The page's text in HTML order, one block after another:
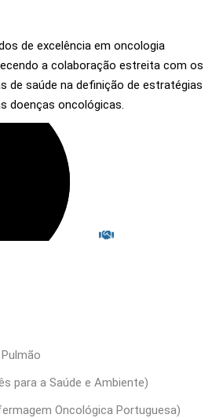
de excelência em oncologia
a colaboração estreita com os
de saúde na definição de estratégias
doenças oncológicas.
para a Saúde e Ambiente)
Oncológica Portuguesa)